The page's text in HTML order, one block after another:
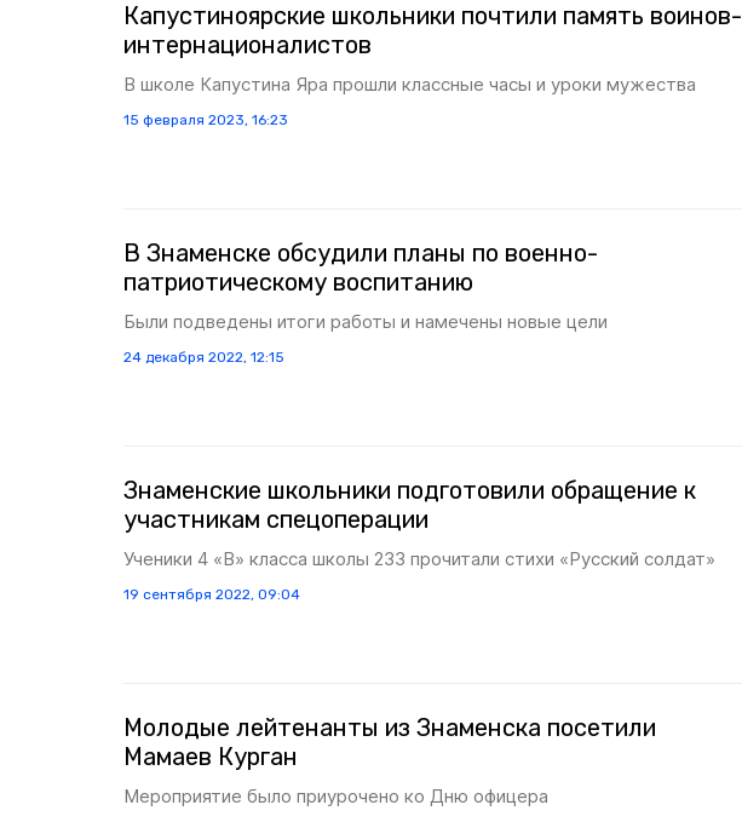
Капустиноярские школьники почтили память воинов-
интернационалистов
В школе Капустина Яра прошли классные часы и уроки мужества
15 февраля 2023, 16:23
В Знаменске обсудили планы по военно-
патриотическому воспитанию
Были подведены итоги работы и намечены новые цели
24 декабря 2022, 12:15
Знаменские школьники подготовили обращение к
участникам спецоперации
Ученики 4 «В» класса школы 233 прочитали стихи «Русский солдат»
19 сентября 2022, 09:04
Молодые лейтенанты из Знаменска посетили
Мамаев Курган
Мероприятие было приурочено ко Дню офицера